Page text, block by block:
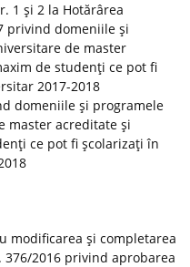
1 şi 2 la Hotărârea
privind domeniile şi
de master
de studenţi ce pot fi
2017-2018
domeniile şi programele
master acreditate şi
ce pot fi şcolarizaţi în
modificarea şi completarea
2016 privind aprobarea